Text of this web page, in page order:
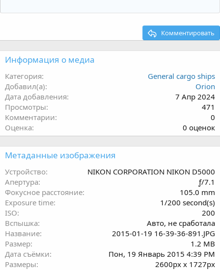
Комментировать
Информация о медиа
Категория
General cargo ships
Добавил(а)
Orion
Дата добавления
7 Апр 2024
Просмотры
471
Комментарии
0
Оценка
0
.
0
з
ё
з
0 оценок
Метаданные изображения
Устройство
NIKON CORPORATION NIKON D5000
Апертура
ƒ/7.1
Фокусное расстояние
105.0 mm
Exposure time
1/200 second(s)
ISO
200
Вспышка
Авто, не сработала
Название
2015-01-19 16-39-36-891.JPG
Размер
1.2 MB
Дата съёмки
Пон, 19 Январь 2015 4:39 PM
Размеры
2600px x 1727px